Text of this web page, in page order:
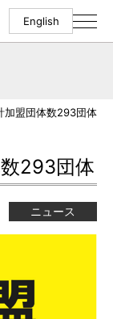
English
加盟団体数293団体
数293団体
ニュース